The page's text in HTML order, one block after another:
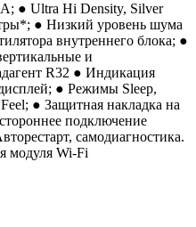
● Ultra Hi Density, Silver
● Низкий уровень шума
внутреннего блока; ●
и
R32 ● Индикация
● Режимы Sleep,
● Защитная накладка на
подключение
самодиагностика.
модуля Wi-Fi